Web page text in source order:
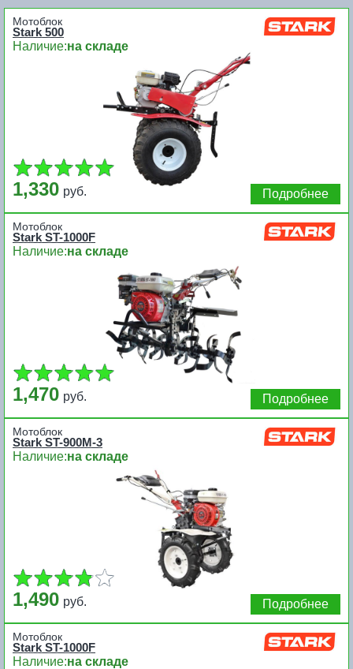
Мотоблок
Stark 500
Наличие:на складе
1,330 руб. Подробнее
Мотоблок
Stark ST-1000F
Наличие:на складе
1,470 руб. Подробнее
Мотоблок
Stark ST-900M-3
Наличие:на складе
1,490 руб. Подробнее
Мотоблок
Stark ST-1000F
Наличие:на складе